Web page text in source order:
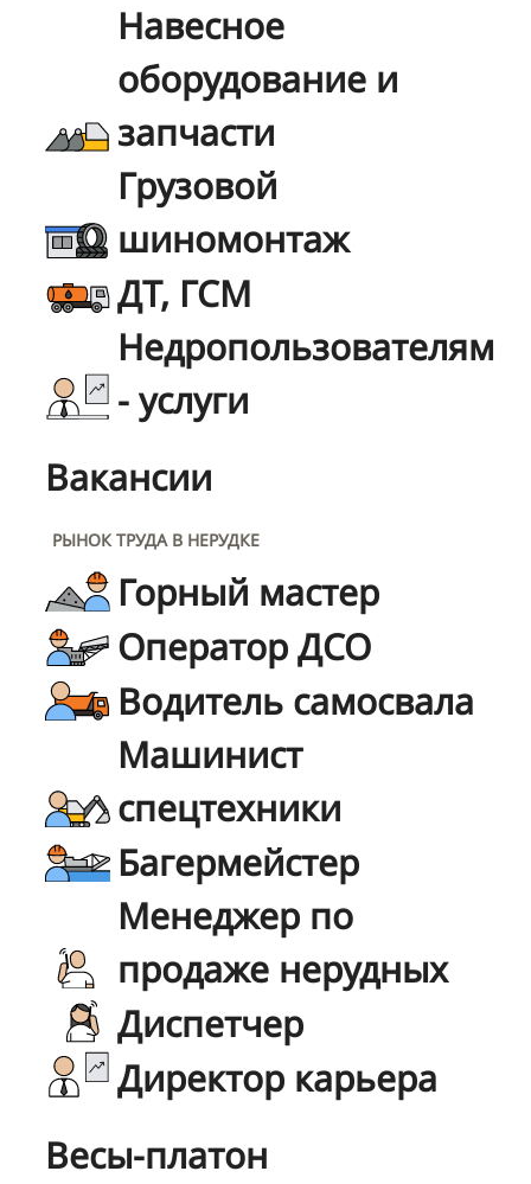
Навесное
оборудование и
запчасти
Грузовой
шиномонтаж
ДТ, ГСМ
Недропользователям
- услуги
Вакансии
РЫНОК ТРУДА В НЕРУДКЕ
Горный мастер
Оператор ДСО
Водитель самосвала
Машинист
спецтехники
Багермейстер
Менеджер по
продаже нерудных
Диспетчер
Директор карьера
Весы-платон